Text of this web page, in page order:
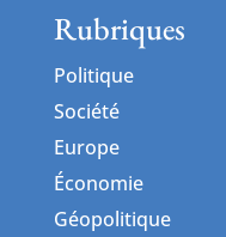
Rubriques
Politique
Société
Europe
Économie
Géopolitique